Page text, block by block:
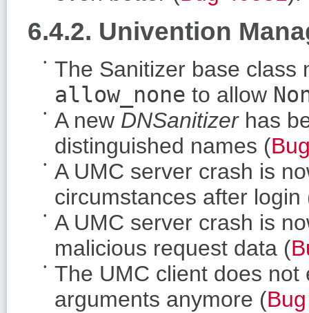
6.4.2. Univention
The Sanitizer base class
allow_none to allow
A new DNSanitizerhas
distinguished names (
A UMC server crash is
circumstances after login
A UMC server crash is
malicious request data (
The UMC client does
arguments anymore (